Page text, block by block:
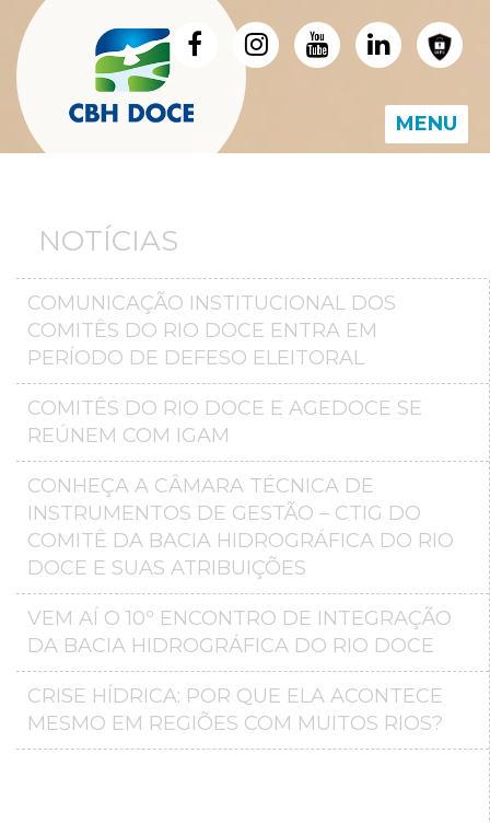
MENU
NOTÍCIAS
COMUNICAÇÃO INSTITUCIONAL DOS
COMITÊS DO RIO DOCE ENTRA EM
PERÍODO DE DEFESO ELEITORAL
COMITÊS DO RIO DOCE E AGEDOCE SE
REÚNEM COM IGAM
CONHEÇA A CÂMARA TÉCNICA DE
INSTRUMENTOS DE GESTÃO – CTIG DO
COMITÊ DA BACIA HIDROGRÁFICA DO RIO
DOCE E SUAS ATRIBUIÇÕES
VEM AÍ O 10º ENCONTRO DE INTEGRAÇÃO
DA BACIA HIDROGRÁFICA DO RIO DOCE
CRISE HÍDRICA: POR QUE ELA ACONTECE
MESMO EM REGIÕES COM MUITOS RIOS?